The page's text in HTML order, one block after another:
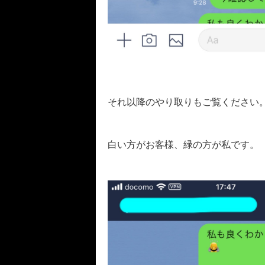
それ以降のやり取りもご覧ください
白い方がお客様、緑の方が私です。